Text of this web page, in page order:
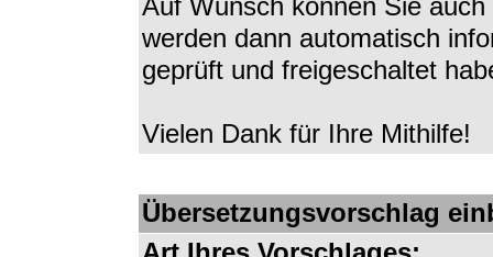
Auf Wunsch können Sie
werden dann automatisch
geprüft und freigeschaltet
Vielen Dank für Ihre Mithilfe!
Übersetzungsvorschlag